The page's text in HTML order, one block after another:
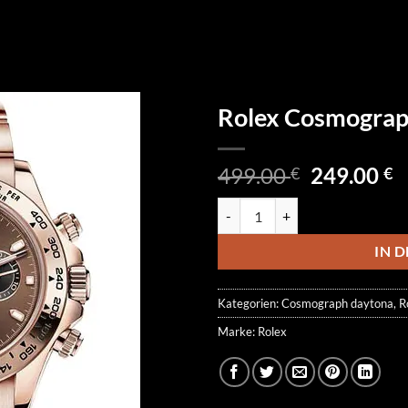
Rolex
499.00€
499.00 €
249.00€
IN
Kategorien:Cosmograph daytona,
Marke: Rolex